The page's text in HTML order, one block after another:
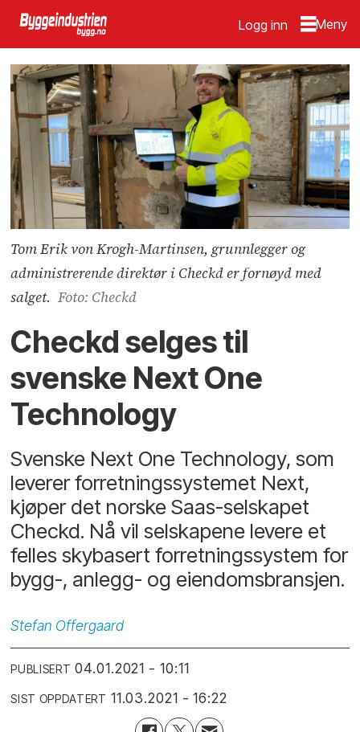
Logg inn
Tom Erik von Krogh-Martinsen, grunnlegger og
administrerende direktør i Checkd er fornøyd med
salget. Foto: Checkd
Checkd selges til
svenske Next One
Technology
Svenske Next One Technology, som
leverer forretningssystemet Next,
kjøper det norske Saas-selskapet
Checkd. Nå vil selskapene levere et
felles skybasert forretningssystem for
bygg-, anlegg- og eiendomsbransjen.
Stefan Offergaard
PUBLISERT 04.01.2021 - 10:11
SIST OPPDATERT 11.03.2021 - 16:22